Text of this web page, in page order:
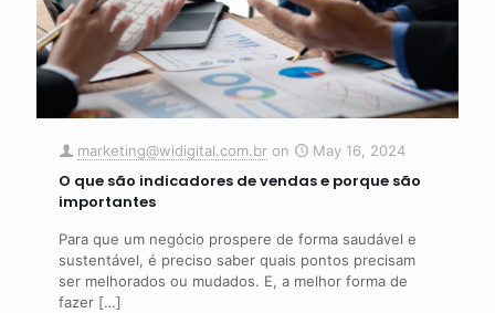
marketing@widigital.com.br on May 16, 2024
O que são indicadores de vendas e porque são
importantes
Para que um negócio prospere de forma saudável e
sustentável, é preciso saber quais pontos precisam
ser melhorados ou mudados. E, a melhor forma de
fazer […]